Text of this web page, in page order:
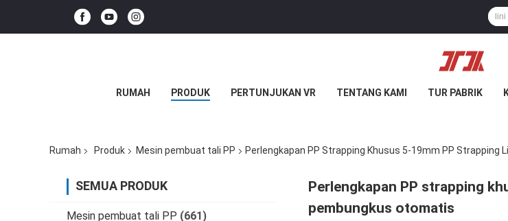
RUMAH PRODUK PERTUNJUKAN VR TENTANG KAMI TUR PABRIK
Rumah Produk Mesin pembuat tali PP Perlengkapan PP Strapping Khusus 5-19mm PP Strapping
SEMUA PRODUK
Mesin pembuat tali PP (661)
Perlengkapan PP strapping
pembungkus otomatis